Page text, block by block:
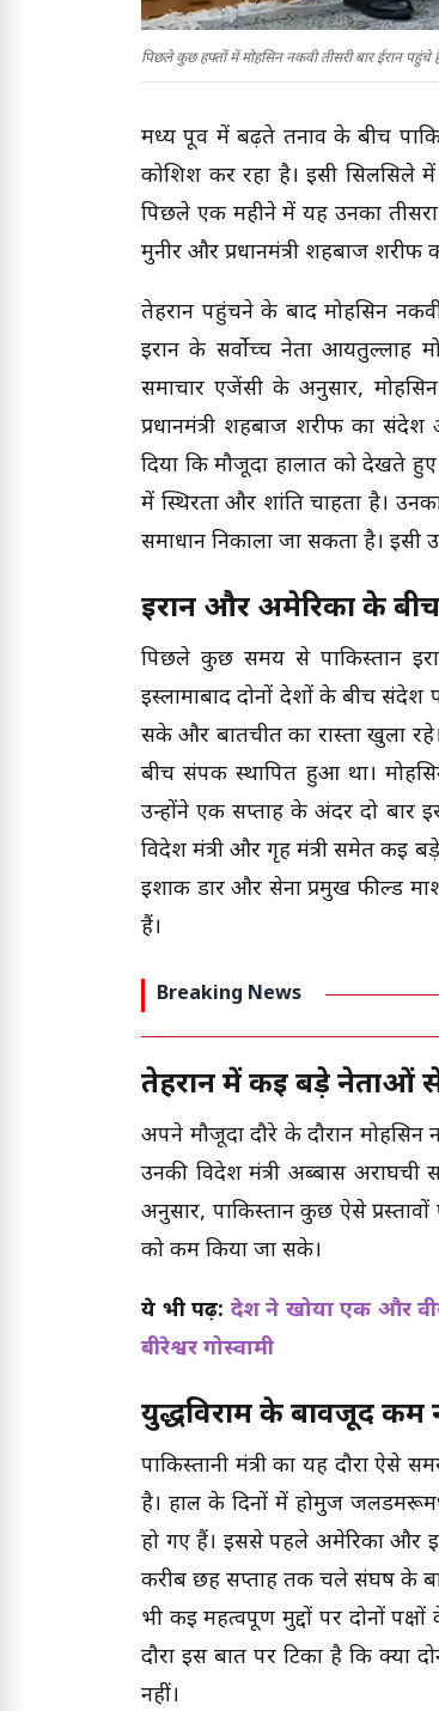
पिछले कुछ हफ्तों में मोहसिन नकवी तीसरी बार ईरान पहुंचे
मध्य पूर्व में बढ़ते तनाव के बीच
कोशिश कर रहा है। इसी सिलसिले में
पिछले एक महीने में यह उनका तीसरा
मुनीर और प्रधानमंत्री शहबाज
तेहरान पहुंचने के बाद मोहसिन
ईरान के सर्वोच्च नेता
समाचार एजेंसी के अनुसार,
प्रधानमंत्री शहबाज शरीफ का
दिया कि मौजूदा हालात को देखते
में स्थिरता और शांति चाहता है।
समाधान निकाला जा सकता है। इसी
ईरान और अमेरिका के
पिछले कुछ समय से पाकिस्तान
इस्लामाबाद दोनों देशों के बीच
सके और बातचीत का रास्ता खुला
बीच संपर्क स्थापित हुआ था।
उन्होंने एक सप्ताह के अंदर दो बार
विदेश मंत्री और गृह मंत्री समेत कई
इशाक डार और सेना प्रमुख फील्ड
हैं।
Breaking News
तेहरान में कई बड़े नेताओं
अपने मौजूदा दौरे के दौरान
उनकी विदेश मंत्री अब्बास अराघची
अनुसार, पाकिस्तान कुछ ऐसे
को कम किया जा सके।
ये भी पढ़ें: देश ने खोया एक और
बीरेश्वर गोस्वामी
युद्धविराम के बावजूद
पाकिस्तानी मंत्री का यह दौरा
है। हाल के दिनों में होर्मुज
हो गए हैं। इससे पहले अमेरिका और
करीब छह सप्ताह तक चले संघर्ष के
भी कई महत्वपूर्ण मुद्दों पर दोनों
दौरा इस बात पर टिका है कि क्या
नहीं।